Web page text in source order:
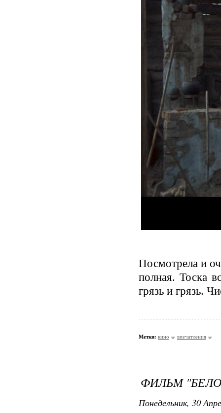
Посмотрела и
полная. Тоска
грязь и грязь.
Метки: кино впечатления
ФИЛЬМ
Понедельник, 30